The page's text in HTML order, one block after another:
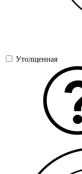
Утолщенная